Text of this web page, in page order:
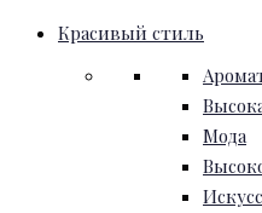
Красивый стиль
Мода